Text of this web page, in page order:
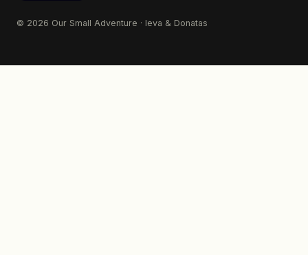
© 2026 Our Small Adventure · Ieva & Donatas